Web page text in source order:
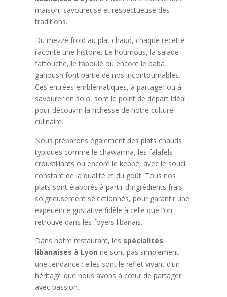
maison, savoureuse et respectueuse des
traditions.
Du mezzé froid au plat chaud, chaque recette
raconte une histoire. Le houmous, la salade
fattouche, le taboulé ou encore le baba
ganoush font partie de nos incontournables.
Ces entrées emblématiques, à partager ou à
savourer en solo, sont le point de départ idéal
pour découvrir la richesse de notre culture
culinaire.
Nous préparons également des plats chauds
typiques comme le chawarma, les falafels
croustillants ou encore le kebbé, avec le souci
constant de la qualité et du goût. Tous nos
plats sont élaborés à partir d’ingrédients frais,
soigneusement sélectionnés, pour garantir une
expérience gustative fidèle à celle que l’on
retrouve dans les foyers libanais.
Dans notre restaurant, les spécialités
libanaises à Lyon ne sont pas simplement
une tendance : elles sont le reflet vivant d’un
héritage que nous avons à cœur de partager
avec passion.